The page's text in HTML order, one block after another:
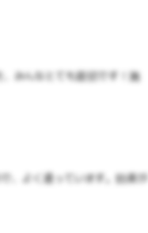
、みんなとても親切です！施
、よく通っています。効果が